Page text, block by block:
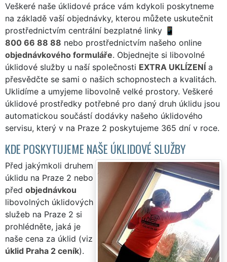
Veškeré naše úklidové práce vám kdykoli poskytneme
na základě vaší objednávky, kterou můžete uskutečnit
prostřednictvím centrální bezplatné linky
800 66 88 88 nebo prostřednictvím našeho online
objednávkového formuláře. Objednejte si libovolné
úklidové služby u naší společnosti EXTRA UKLÍZENÍ a
přesvědčte se sami o našich schopnostech a kvalitách.
Uklidíme a umyjeme libovolně velké prostory. Veškeré
úklidové prostředky potřebné pro daný druh úklidu jsou
automatickou součástí dodávky našeho úklidového
servisu, který v na Praze 2 poskytujeme 365 dní v roce.
KDE POSKYTUJEME NAŠE ÚKLIDOVÉ SLUŽBY
Před jakýmkoli druhem
úklidu na Praze 2 nebo
před objednávkou
libovolných úklidových
služeb na Praze 2 si
prohlédněte, jaká je
naše cena za úklid (viz
úklid Praha 2 ceník).